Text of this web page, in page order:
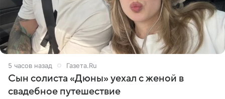
5 часов назад Газета.Ru
Сын солиста «Дюны» уехал с женой в
свадебное путешествие